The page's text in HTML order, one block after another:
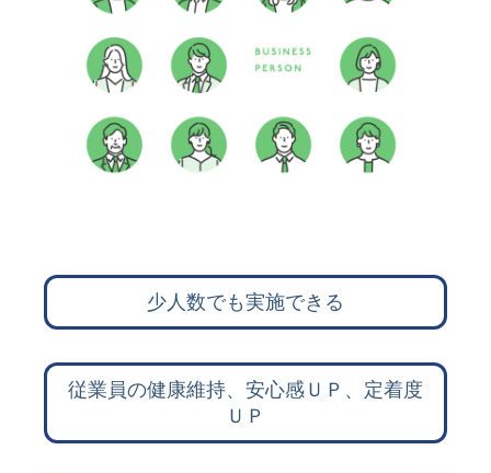
少人数でも実施できる
従業員の健康維持、安心感ＵＰ、定着度
ＵＰ